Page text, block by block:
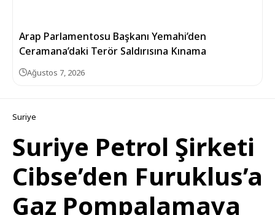
Arap Parlamentosu Başkanı Yemahi’den
Ceramana’daki Terör Saldırısına Kınama
Ağustos 7, 2026
Suriye
Suriye Petrol Şirketi
Cibse’den Furuklus’a
Gaz Pompalamaya